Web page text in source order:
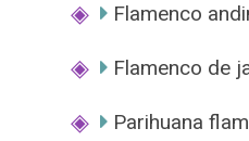
Flamenco
Flamenco de
Parihuana